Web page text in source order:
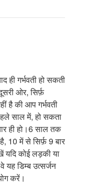
ही गर्भवती हो सकती
ओर, सिर्फ़
है की आप गर्भवती
साल में, हो सकता
ही हो।6 साल तक
10 में से सिर्फ़ 9 बार
यदि कोई लड़की या
वे यह डिम्ब उत्सर्जन
करें।